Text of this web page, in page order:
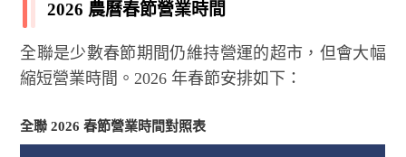
2026 農曆春節營業時間
全聯是少數春節期間仍維持營運的超市，但會大幅
縮短營業時間。2026 年春節安排如下：
全聯 2026 春節營業時間對照表